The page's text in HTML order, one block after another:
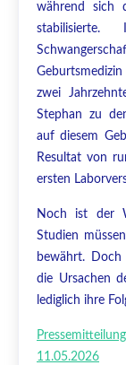
während sich
zwei
Stephan zu
auf diesem
Resultat von
ersten
Noch ist der
Studien
bewährt. Doch
die Ursachen
lediglich ihre
11.05.2026